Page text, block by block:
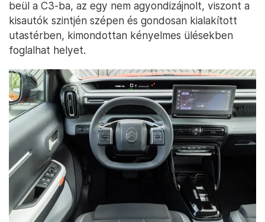
beül a C3-ba, az egy nem agyondizájnolt, viszont a
kisautók szintjén szépen és gondosan kialakított
utastérben, kimondottan kényelmes ülésekben
foglalhat helyet.